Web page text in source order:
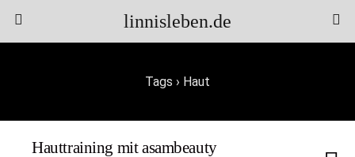
linnisleben.de
Tags › Haut
Hauttraining mit asambeauty